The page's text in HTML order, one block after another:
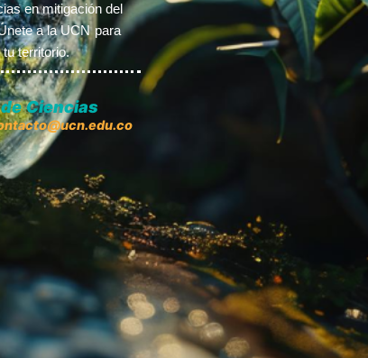
en mitigación del
a la UCN para
territorio.
Ciencias